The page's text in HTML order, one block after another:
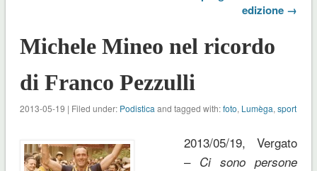
edizione →
Michele Mineo nel ricordo
di Franco Pezzulli
2013-05-19 | Filed under: Podistica and tagged with:foto, Lumèga, sport
2013/05/19, Vergato
– Ci sono persone